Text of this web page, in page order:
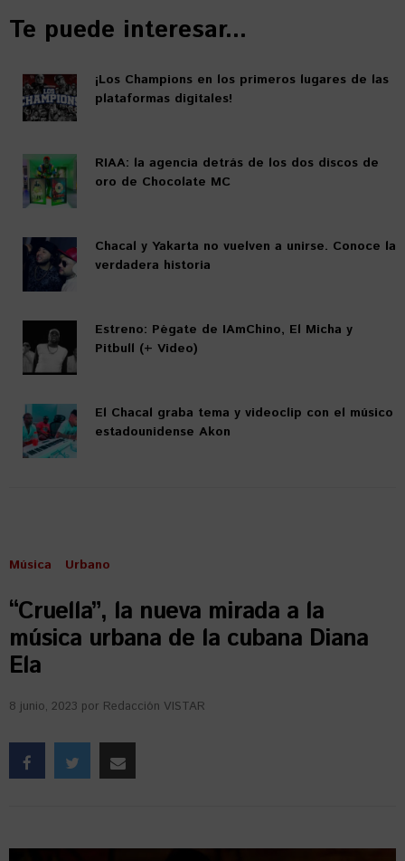
Te puede interesar...
¡Los Champions en los primeros lugares de las
plataformas digitales!
RIAA: la agencia detrás de los dos discos de
oro de Chocolate MC
Chacal y Yakarta no vuelven a unirse. Conoce la
verdadera historia
Estreno: Pégate de IAmChino, El Micha y
Pitbull (+ Video)
El Chacal graba tema y videoclip con el músico
estadounidense Akon
Música Urbano
“Cruella”, la nueva mirada a la
música urbana de la cubana Diana
Ela
8 junio, 2023 por Redacción VISTAR